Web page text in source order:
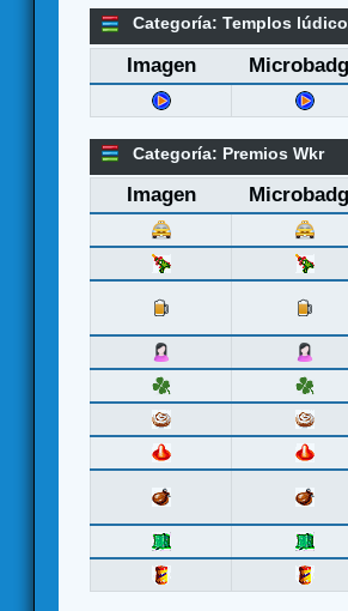
Categoría: Templos
Imagen
Categoría: Premios Wkr
Imagen